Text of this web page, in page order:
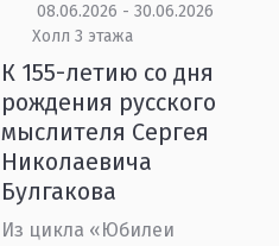
08.06.2026 - 30.06.2026
Холл 3 этажа
К 155-летию со дня
рождения русского
мыслителя Сергея
Николаевича
Булгакова
Из цикла «Юбилеи